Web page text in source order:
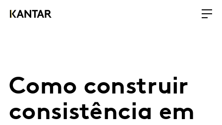
Como construir
consistência em